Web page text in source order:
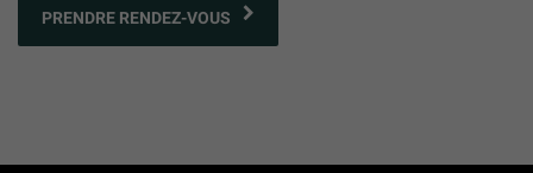
PRENDRE RENDEZ-VOUS